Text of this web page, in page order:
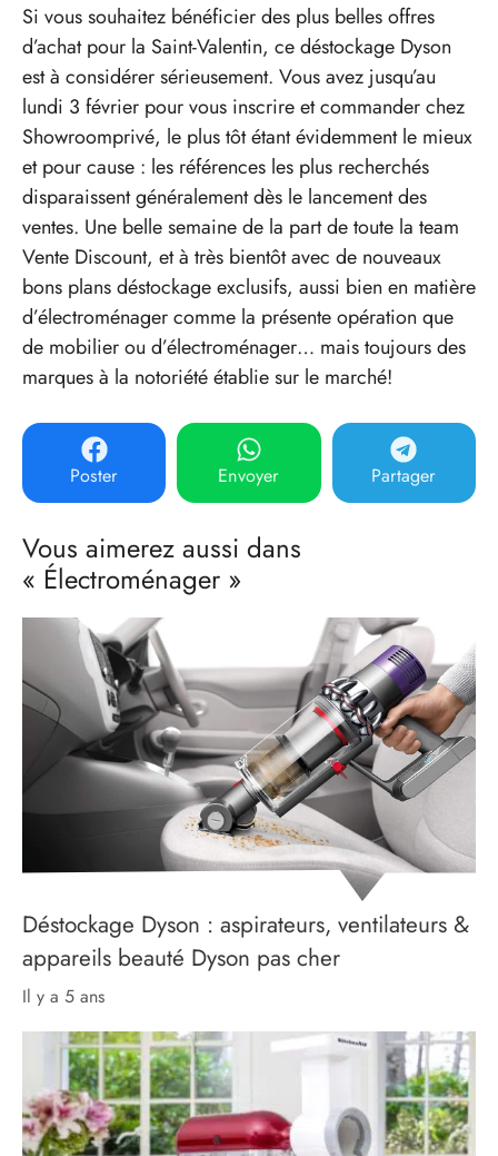
Si vous souhaitez bénéficier des plus belles offres
d’achat pour la Saint-Valentin, ce déstockage Dyson
est à considérer sérieusement. Vous avez jusqu’au
lundi 3 février pour vous inscrire et commander chez
Showroomprivé, le plus tôt étant évidemment le mieux
et pour cause : les références les plus recherchés
disparaissent généralement dès le lancement des
ventes. Une belle semaine de la part de toute la team
Vente Discount, et à très bientôt avec de nouveaux
bons plans déstockage exclusifs, aussi bien en matière
d’électroménager comme la présente opération que
de mobilier ou d’électroménager… mais toujours des
marques à la notoriété établie sur le marché!
Poster Envoyer Partager
Vous aimerez aussi dans
« Électroménager »
Déstockage Dyson : aspirateurs, ventilateurs &
appareils beauté Dyson pas cher
il y a 5 ans